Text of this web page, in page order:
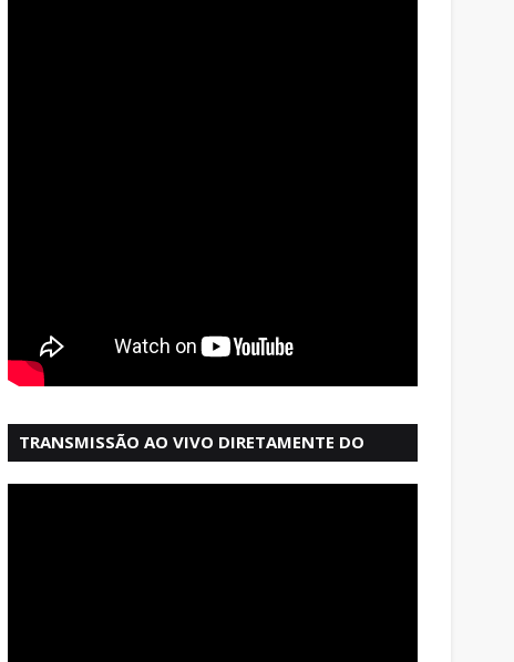
TRANSMISSÃO AO VIVO DIRETAMENTE DO